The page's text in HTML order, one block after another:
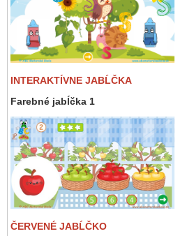
INTERAKTÍVNE JABĹČKA
Farebné jabĺčka 1
ČERVENÉ JABĹČKO